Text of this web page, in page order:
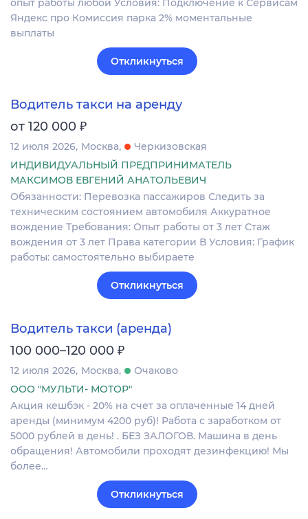
опыт работы любой Условия: Подключение к Сервисам
Яндекс про Комиссия парка 2% моментальные
выплаты
Откликнуться
Водитель такси на аренду
от 120 000 ₽
12 июля 2026 Москва
Черкизовская
ИНДИВИДУАЛЬНЫЙ ПРЕДПРИНИМАТЕЛЬ
МАКСИМОВ ЕВГЕНИЙ АНАТОЛЬЕВИЧ
Обязанности: Перевозка пассажиров Следить за
техническим состоянием автомобиля Аккуратное
вождение Требования: Опыт работы от 3 лет Стаж
вождения от 3 лет Права категории В Условия: График
работы: самостоятельно выбираете
Откликнуться
Водитель такси (аренда)
100 000–120 000 ₽
12 июля 2026 Москва
Очаково
ООО "МУЛЬТИ- МОТОР"
Акция кешбэк - 20% на счет за оплаченные 14 дней
аренды (минимум 4200 руб)! Работа с заработком от
5000 рублей в день! . БЕЗ ЗАЛОГОВ. Машина в день
обращения! Автомобили проходят дезинфекцию! Мы
более…
Откликнуться